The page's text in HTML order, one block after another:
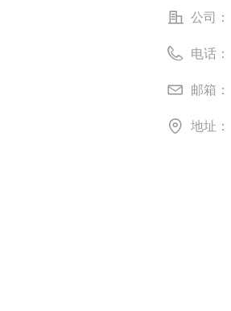
公司：
电话：
邮箱：
地址：